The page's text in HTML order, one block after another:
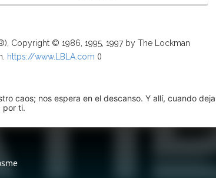
Copyright © 1986, 1995, 1997 by The Lockman
https://www.LBLA.com ()
caos; nos espera en el descanso. Y allí, cuando
por ti.